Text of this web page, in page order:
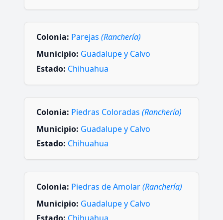
Colonia: Parejas (Ranchería)
Municipio: Guadalupe y Calvo
Estado: Chihuahua
Colonia: Piedras Coloradas (Ranchería)
Municipio: Guadalupe y Calvo
Estado: Chihuahua
Colonia: Piedras de Amolar(Ranchería)
Municipio: Guadalupe y Calvo